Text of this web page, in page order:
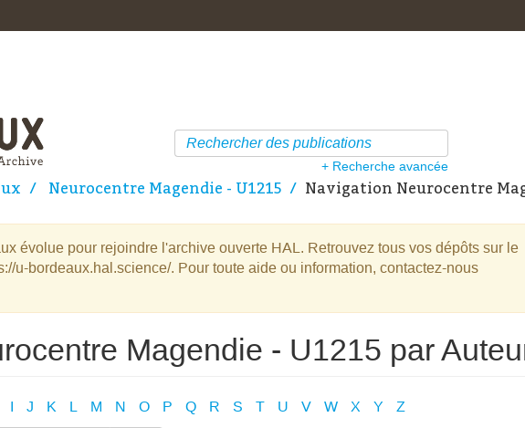
+ Recherche avancée
Neurocentre Magendie - U1215 Navigation Neurocentre
évolue pour rejoindre l'archive ouverte HAL. Retrouvez tous vos dépôts sur le
u-bordeaux.hal.science/. Pour toute aide ou information, contactez-nous
Magendie - U1215 par
I J K L M N O P Q R S T U V W X Y Z